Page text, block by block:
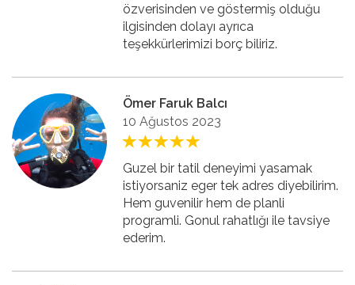
özverisinden ve göstermiş olduğu
ilgisinden dolayı ayrıca
teşekkürlerimizi borç biliriz.
Ömer Faruk Balcı
10 Ağustos 2023
Guzel bir tatil deneyimi yasamak
istiyorsaniz eger tek adres diyebilirim.
Hem guvenilir hem de planli
programli. Gonul rahatlığı ile tavsiye
ederim.